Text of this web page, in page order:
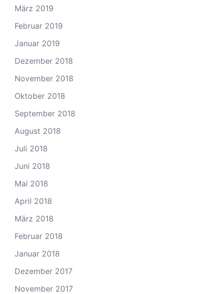
März 2019
Februar 2019
Januar 2019
Dezember 2018
November 2018
Oktober 2018
September 2018
August 2018
Juli 2018
Juni 2018
Mai 2018
April 2018
März 2018
Februar 2018
Januar 2018
Dezember 2017
November 2017